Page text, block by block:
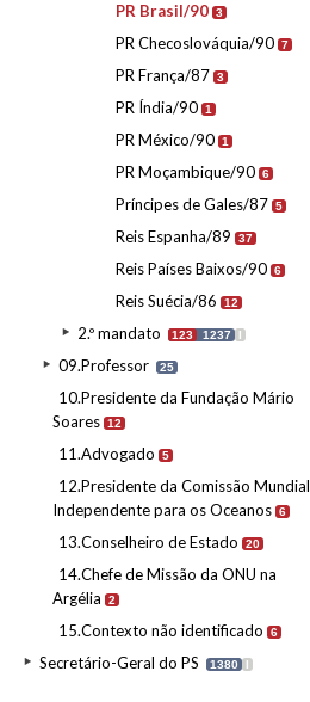
PR Brasil/90 3
PR Checoslováquia/90 7
PR França/87 3
PR Índia/90 1
PR México/90 1
PR Moçambique/90 6
Príncipes de Gales/87 5
Reis Espanha/89 37
Reis Países Baixos/90 6
Reis Suécia/86 12
2.º mandato 123 1237 I
09.Professor 25
10.Presidente da Fundação Mário
Soares 12
11.Advogado 5
12.Presidente da Comissão Mundial
Independente para os Oceanos 6
13.Conselheiro de Estado 20
14.Chefe de Missão da ONU na
Argélia
2
15.Contexto não identificado 6
Secretário-Geral do PS 1380 I